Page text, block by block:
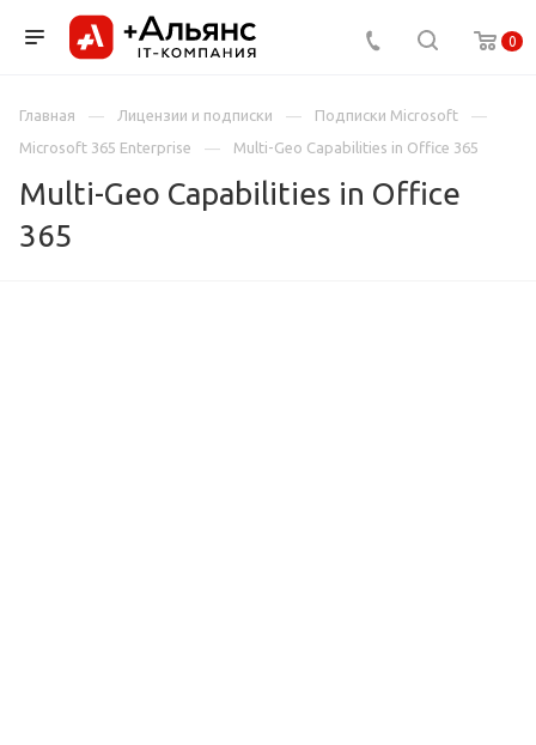
0
Главная Лицензии и подписки
Подписки Microsoft
Microsoft 365 Enterprise
Multi-Geo Capabilities in Office 365
Multi-Geo Capabilities in Office
365